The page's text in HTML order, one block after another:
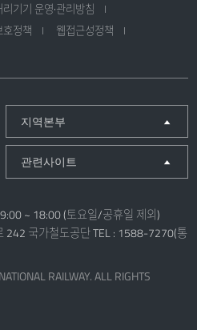
기기 운영·관리방침
정책
웹접근성정책
지역본부
관련사이트
~ 18:00 (토요일/공휴일 제외)
242 국가철도공단 TEL : 1588-7270(통
RAILWAY. ALL RIGHTS